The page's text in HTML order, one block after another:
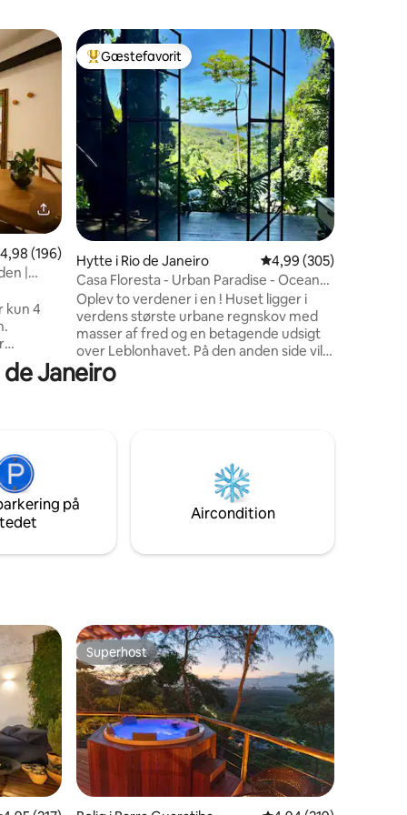
omtaler
ud af 5 i gennemsnitlig bedømmelse, 196 omtaler
4,98 (196)
|
kun 4
fuldt
eller
af i
til
Bedste gæstefavorit
Gæstefavorit
Hytte i Rio de Janeiro 4,99 ud af 5 i
4,99 (305)
Casa Floresta - Urban Paradise - Ocean
View
Oplev to verdener i en ! Huset ligger i
verdens største urbane regnskov med
masser af fred og en betagende udsigt
over Leblonhavet. På den anden side vil
du være 2 km fra asfalten og 20 minutter
i bil fra Leblon strand. Byråd Vil du have ro
at have en bil for at få adgang til
ejendommen. Jeg kan henvise
chauffører.
Janeiro
på
Aircondition
Superhost
Superhost